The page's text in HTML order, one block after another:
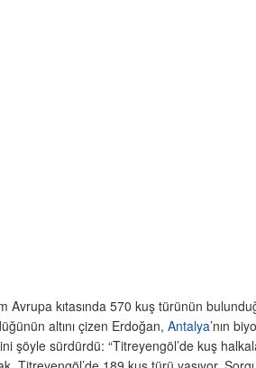
Avrupa kıtasında 570 kuş türünün
altını çizen Erdoğan, Antalya’nın
şöyle sürdürdü: “Titreyengöl’de kuş